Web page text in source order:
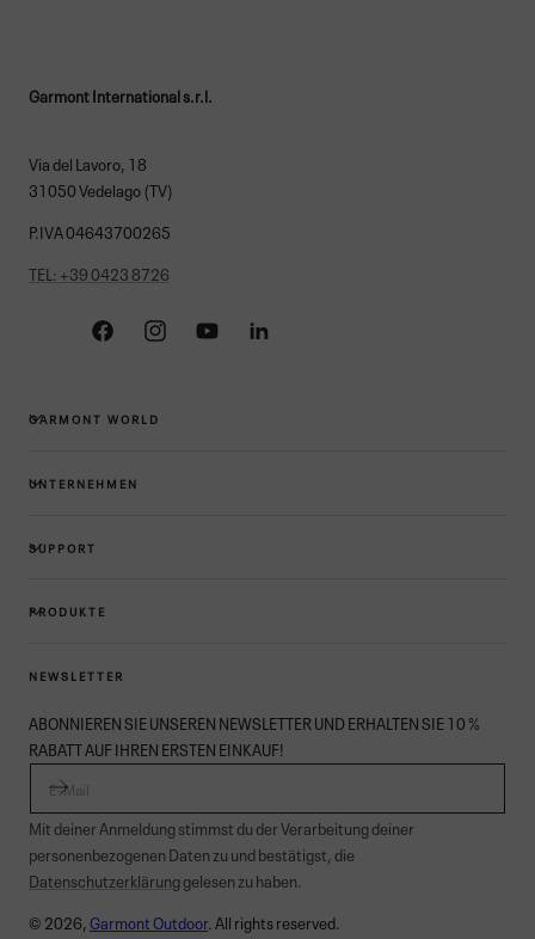
Garmont International s.r.l.
Via del Lavoro, 18
31050 Vedelago (TV)
P.IVA 04643700265
TEL: +39 0423 8726
FacebookInstagramYouTubeLinkedin
GARMONT WORLD
UNTERNEHMEN
SUPPORT
PRODUKTE
NEWSLETTER
ABONNIEREN SIE UNSEREN NEWSLETTER UND ERHALTEN SIE 10 %
RABATT AUF IHREN ERSTEN EINKAUF!
Mit deiner Anmeldung stimmst du der Verarbeitung deiner
personenbezogenen Daten zu und bestätigst, die
Datenschutzerklärunggelesen zu haben.
© 2026, Garmont Outdoor. All rights reserved.